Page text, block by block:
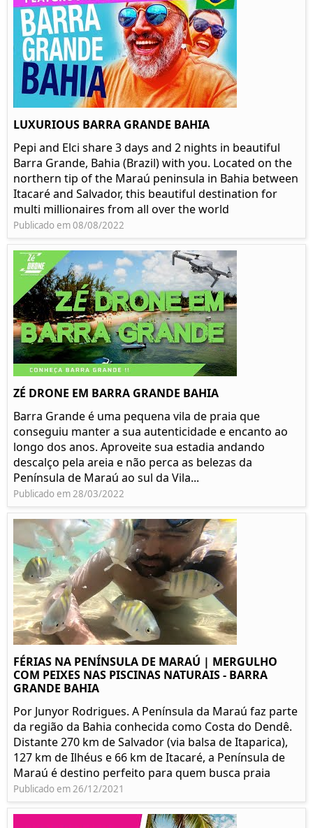
LUXURIOUS BARRA GRANDE BAHIA
Pepi and Elci share 3 days and 2 nights in beautiful
Barra Grande, Bahia (Brazil) with you. Located on the
northern tip of the Maraú peninsula in Bahia between
Itacaré and Salvador, this beautiful destination for
multi millionaires from all over the world
Publicado em 08/08/2022
ZÉ DRONE EM BARRA GRANDE BAHIA
Barra Grande é uma pequena vila de praia que
conseguiu manter a sua autenticidade e encanto ao
longo dos anos. Aproveite sua estadia andando
descalço pela areia e não perca as belezas da
Península de Maraú ao sul da Vila...
Publicado em 28/03/2022
FÉRIAS NA PENÍNSULA DE MARAÚ | MERGULHO
COM PEIXES NAS PISCINAS NATURAIS - BARRA
GRANDE BAHIA
Por Junyor Rodrigues. A Península da Maraú faz parte
da região da Bahia conhecida como Costa do Dendê.
Distante 270 km de Salvador (via balsa de Itaparica),
127 km de Ilhéus e 66 km de Itacaré, a Península de
Maraú é destino perfeito para quem busca praia
Publicado em 26/12/2021